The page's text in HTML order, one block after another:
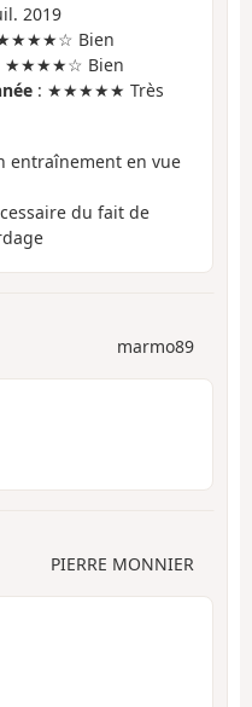
2019
Bien
★★★★☆ Bien
: ★★★★★ Très
entraînement en vue
du fait de
marmo89
PIERRE MONNIER